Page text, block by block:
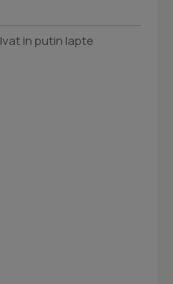
in putin lapte